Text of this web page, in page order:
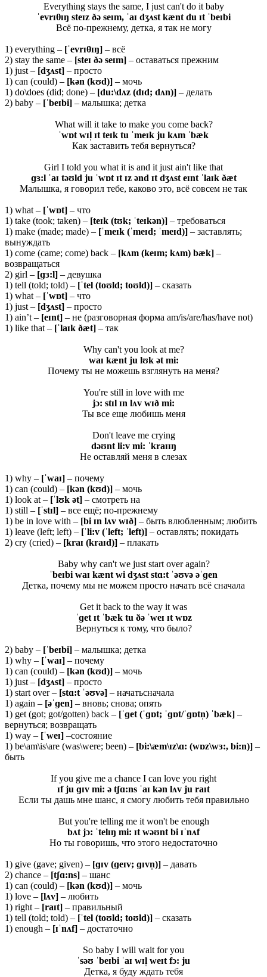
Everything stays the same, I just can't do it baby
ˈevrɪθɪŋ steɪz ðə seɪm, ˈaɪ dʒʌst kænt du ɪt ˈbeɪbi
Всё по-прежнему, детка, я так не могу
1) everything – [ˈevrɪθɪŋ] – всё
2) stay the same – [steɪ ðə seɪm] – оставаться прежним
1) just – [dʒʌst] – просто
1) can (could) – [kən (kʊd)] – мочь
1) do\does (did; done) – [du:\dʌz (dɪd; dʌn)] – делать
2) baby – [ˈbeɪbi] – малышка; детка
What will it take to make you come back?
ˈwɒt wɪl̩ ɪt teɪk tu ˈmeɪk ju kʌm ˈbæk
Как заставить тебя вернуться?
Girl I told you what it is and it just ain't like that
ɡɜ:l ˈaɪ təʊld ju ˈwɒt ɪt ɪz ənd ɪt dʒʌst eɪnt ˈlaɪk ðæt
Малышка, я говорил тебе, каково это, всё совсем не так
1) what – [ˈwɒt] – что
1) take (took; taken) – [teɪk (tʊk; ˈteɪkən)] – требоваться
1) make (made; made) – [ˈmeɪk (ˈmeɪd; ˈmeɪd)] – заставлять;
вынуждать
1) come (came; come) back – [kʌm (keɪm; kʌm) bæk] –
возвращаться
2) girl – [ɡɜ:l] – девушка
1) tell (told; told) – [ˈtel (toʊld; toʊld)] – сказать
1) what – [ˈwɒt] – что
1) just – [dʒʌst] – просто
1) ain’t – [eɪnt] – не (разговорная форма am/is/are/has/have not)
1) like that – [ˈlaɪk ðæt] – так
Why can't you look at me?
waɪ kænt ju lʊk ət mi:
Почему ты не можешь взглянуть на меня?
You're still in love with me
jɔ: stɪl ɪn lʌv wɪð mi:
Ты все еще любишь меня
Don't leave me crying
dəʊnt li:v mi: ˈkraɪɪŋ
Не оставляй меня в слезах
1) why – [ˈwaɪ] – почему
1) can (could) – [kən (kʊd)] – мочь
1) look at – [ˈlʊk ət] – смотреть на
1) still – [ˈstɪl] – все ещё; по-прежнему
1) be in love with – [bi ɪn lʌv wɪð] – быть влюбленным; любить
1) leave (left; left) – [ˈli:v (ˈleft; ˈleft)] – оставлять; покидать
2) cry (cried) – [kraɪ (kraɪd)] – плакать
Baby why can't we just start over again?
ˈbeɪbi waɪ kænt wi dʒʌst stɑ:t ˈəʊvə əˈɡen
Детка, почему мы не можем просто начать всё сначала
Get it back to the way it was
ˈɡet ɪt ˈbæk tu ðə ˈweɪ ɪt wɒz
Вернуться к тому, что было?
2) baby – [ˈbeɪbi] – малышка; детка
1) why – [ˈwaɪ] – почему
1) can (could) – [kən (kʊd)] – мочь
1) just – [dʒʌst] – просто
1) start over – [stɑ:t ˈəʊvə] – начатьсначала
1) again – [əˈɡen] – вновь; снова; опять
1) get (got; got/gotten) back – [ˈɡet (ˈɡɒt; ˈɡɒt/ˈɡɒtn̩) ˈbæk] –
вернуться; возвращать
1) way – [ˈweɪ] –состояние
1) be\am\is\are (was\were; been) – [bi:\æm\ɪz\ɑ: (wɒz\wɜ:, bi:n)] –
быть
If you give me a chance I can love you right
ɪf ju ɡɪv mi: ə tʃɑ:ns ˈaɪ kən lʌv ju raɪt
Если ты дашь мне шанс, я смогу любить тебя правильно
But you're telling me it won't be enough
bʌt jɔ: ˈtelɪŋ mi: ɪt wəʊnt bi ɪˈnʌf
Но ты говоришь, что этого недостаточно
1) give (gave; given) – [ɡɪv (ɡeɪv; ɡɪvn̩)] – давать
2) chance – [tʃɑ:ns] – шанс
1) can (could) – [kən (kʊd)] – мочь
1) love – [lʌv] – любить
1) right – [raɪt] – правильный
1) tell (told; told) – [ˈtel (toʊld; toʊld)] – сказать
1) enough – [ɪˈnʌf] – достаточно
So baby I will wait for you
ˈsəʊ ˈbeɪbi ˈaɪ wɪl̩ weɪt fɔ: ju
Детка, я буду ждать тебя